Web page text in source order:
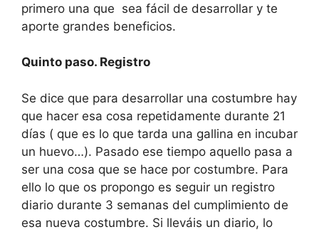
primero una que sea fácil de desarrollar y te
aporte grandes beneficios.
Quinto paso. Registro
Se dice que para desarrollar una costumbre hay
que hacer esa cosa repetidamente durante 21
días ( que es lo que tarda una gallina en incubar
un huevo…). Pasado ese tiempo aquello pasa a
ser una cosa que se hace por costumbre. Para
ello lo que os propongo es seguir un registro
diario durante 3 semanas del cumplimiento de
esa nueva costumbre. Si lleváis un diario, lo